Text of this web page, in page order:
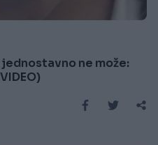
ne može: